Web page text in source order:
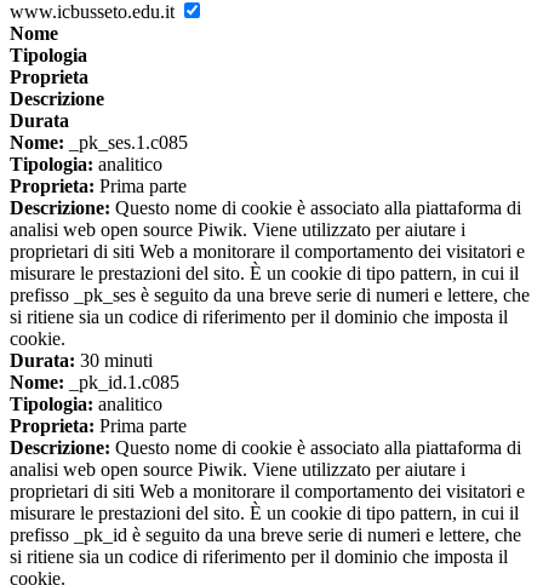
www.icbusseto.edu.it
Nome
Tipologia
Proprieta
Descrizione
Durata
Nome: _pk_ses.1.c085
Tipologia: analitico
Proprieta: Prima parte
Descrizione: Questo nome di cookie è associato alla piattaforma di
analisi web open source Piwik. Viene utilizzato per aiutare i
proprietari di siti Web a monitorare il comportamento dei visitatori e
misurare le prestazioni del sito. È un cookie di tipo pattern, in cui il
prefisso _pk_ses è seguito da una breve serie di numeri e lettere, che
si ritiene sia un codice di riferimento per il dominio che imposta il
cookie.
Durata: 30 minuti
Nome: _pk_id.1.c085
Tipologia: analitico
Proprieta: Prima parte
Descrizione: Questo nome di cookie è associato alla piattaforma di
analisi web open source Piwik. Viene utilizzato per aiutare i
proprietari di siti Web a monitorare il comportamento dei visitatori e
misurare le prestazioni del sito. È un cookie di tipo pattern, in cui il
prefisso _pk_id è seguito da una breve serie di numeri e lettere, che
si ritiene sia un codice di riferimento per il dominio che imposta il
cookie.